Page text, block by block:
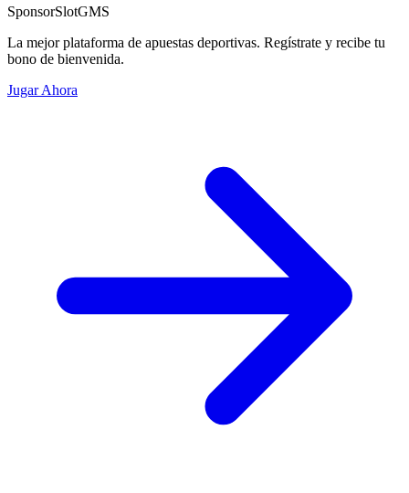
SponsorSlotGMS
La mejor plataforma de apuestas deportivas. Regístrate y recibe tu
bono de bienvenida.
Jugar Ahora